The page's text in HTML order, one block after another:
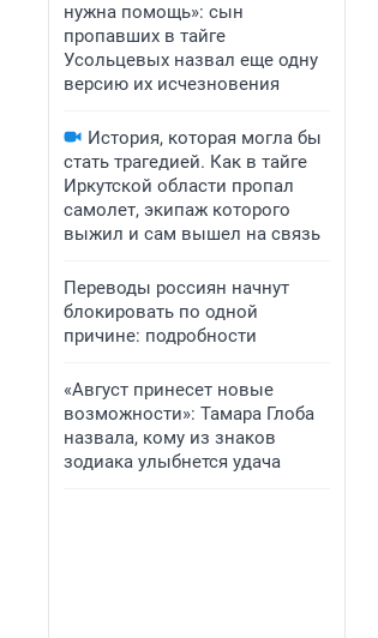
нужна помощь»: сын
пропавших в тайге
Усольцевых назвал еще одну
версию их исчезновения
История, которая могла бы
стать трагедией. Как в тайге
Иркутской области пропал
самолет, экипаж которого
выжил и сам вышел на связь
Переводы россиян начнут
блокировать по одной
причине: подробности
«Август принесет новые
возможности»: Тамара Глоба
назвала, кому из знаков
зодиака улыбнется удача